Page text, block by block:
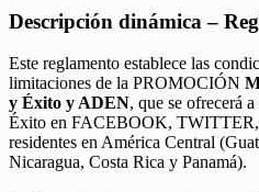
Descripción dinámica –
Este reglamento establece las
limitaciones de la PROMOCIÓN
y Éxito y ADEN, que se ofrecerá
Éxito en FACEBOOK,
residentes en América Central
Nicaragua, Costa Rica y Panamá).